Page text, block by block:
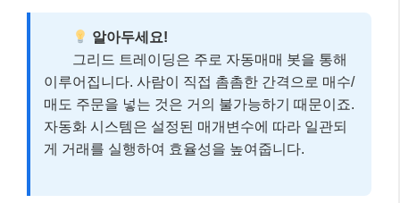
알아두세요!
그리드 트레이딩은 주로 자동매매 봇을 통해
이루어집니다. 사람이 직접 촘촘한 간격으로 매수/
매도 주문을 넣는 것은 거의 불가능하기 때문이죠.
자동화 시스템은 설정된 매개변수에 따라 일관되
게 거래를 실행하여 효율성을 높여줍니다.